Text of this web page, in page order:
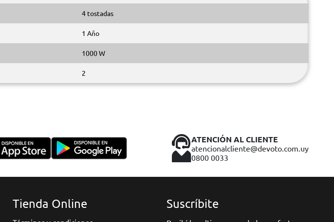
4 tostadas
1 Año
1000 W
2
ATENCIÓN AL CLIENTE
atencionalcliente@devoto.com.uy
0800 0033
Tienda Online Suscríbite